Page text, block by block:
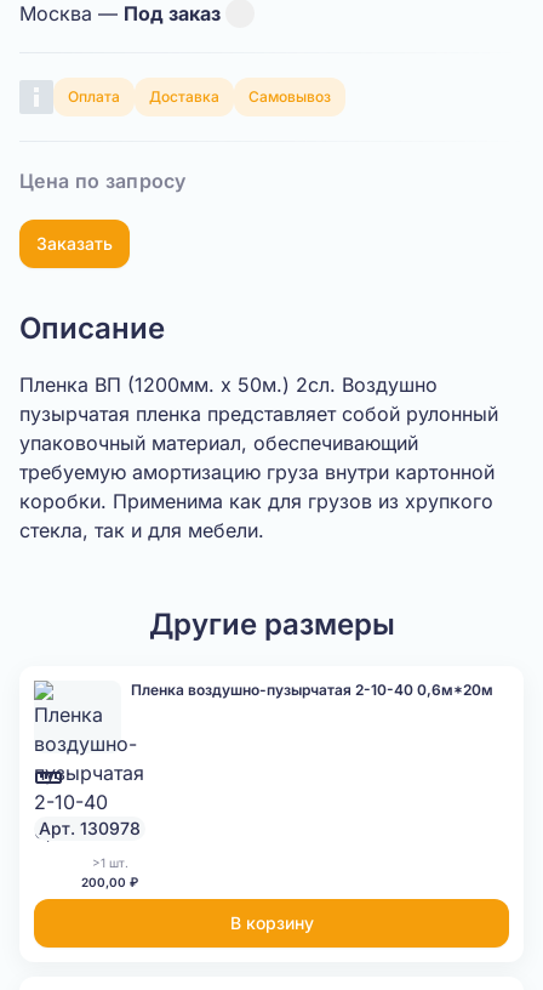
Москва — Под заказ
Оплата Доставка Самовывоз
Цена по запросу
Заказать
Описание
Пленка ВП (1200мм. х 50м.) 2сл. Воздушно
пузырчатая пленка представляет собой рулонный
упаковочный материал, обеспечивающий
требуемую амортизацию груза внутри картонной
коробки. Применима как для грузов из хрупкого
стекла, так и для мебели.
Другие размеры
Пленка воздушно-пузырчатая 2-10-40 0,6м*20м
Арт. 130978
>1 шт.
200,00 ₽
В корзину